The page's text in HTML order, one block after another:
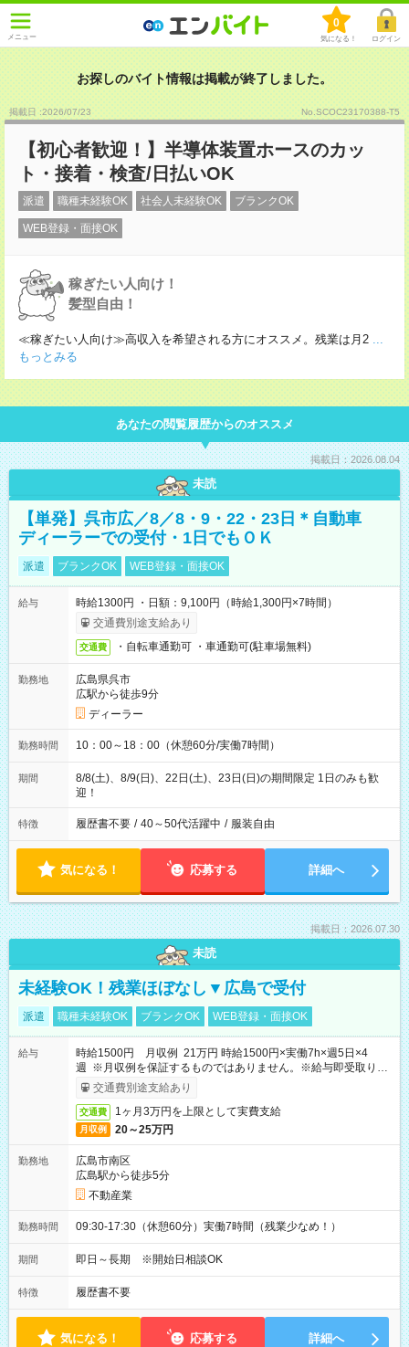
メニュー
0
気になる！ ログイン
お探しのバイト情報は掲載が終了しました。
掲載日 :2026/07/23 No.SCOC23170388-T5
【初心者歓迎！】半導体装置ホースのカッ
ト・接着・検査/日払いOK
派遣 職種未経験OK 社会人未経験OK ブランクOK
WEB登録・面接OK
稼ぎたい人向け！
髪型自由！
≪稼ぎたい人向け≫高収入を希望される方にオススメ。残業は月2 ...
もっとみる
あなたの閲覧履歴からのオススメ
掲載日：2026.08.04
未読
【単発】呉市広／8／8・9・22・23日＊自動車
ディーラーでの受付・1日でもＯＫ
派遣 ブランクOK WEB登録・面接OK
給与
時給1300円 ・日額：9,100円（時給1,300円×7時間）
交通費別途支給あり
交通費 ・自転車通勤可 ・車通勤可(駐車場無料)
勤務地
広島県呉市
広駅から徒歩9分
ディーラー
勤務時間 10：00～18：00（休憩60分/実働7時間）
期間
8/8(土)、8/9(日)、22日(土)、23日(日)の期間限定 1日のみも歓
迎！
特徴 履歴書不要 / 40～50代活躍中 / 服装自由
気になる！ 応募する 詳細へ
掲載日：2026.07.30
未読
未経験OK！残業ほぼなし▼広島で受付
派遣 職種未経験OK ブランクOK WEB登録・面接OK
給与
時給1500円 月収例 21万円 時給1500円×実働7h×週5日×4
週 ※月収例を保証するものではありません。※給与即受取りサ
ービス利用可（利用条件有）
交通費別途支給あり
交通費 1ヶ月3万円を上限として実費支給
月収例 20～25万円
勤務地
広島市南区
広島駅から徒歩5分
不動産業
勤務時間 09:30-17:30（休憩60分）実働7時間（残業少なめ！）
期間 即日～長期 ※開始日相談OK
特徴 履歴書不要
気になる！ 応募する 詳細へ